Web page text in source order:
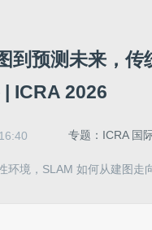
到预测未来，传
| ICRA 2026
专题：ICRA 国
环境，SLAM 如何从建图走